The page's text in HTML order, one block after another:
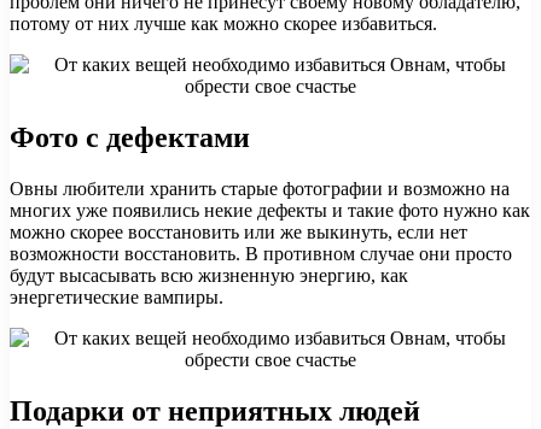
потому от них лучше как можно скорее избавиться.
Фото с дефектами
Овны любители хранить старые фотографии и возможно на
многих уже появились некие дефекты и такие фото нужно как
можно скорее восстановить или же выкинуть, если нет
возможности восстановить. В противном случае они просто
будут высасывать всю жизненную энергию, как
энергетические вампиры.
Подарки от неприятных людей